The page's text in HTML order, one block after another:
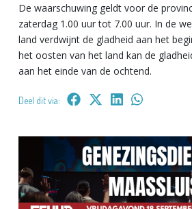
De waarschuwing geldt voor de
zaterdag 1.00 uur tot 7.00 uur. In de
land verdwijnt de gladheid aan het
het oosten van het land kan de
aan het einde van de ochtend.
Deel dit via: